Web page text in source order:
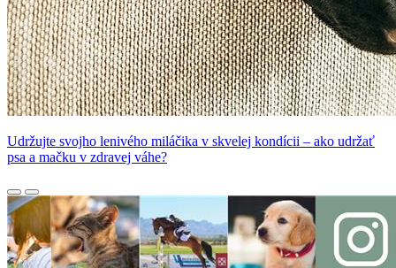
Udržujte svojho lenivého miláčika v skvelej kondícii – ako udržať
psa a mačku v zdravej váhe?